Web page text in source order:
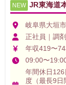
NEW JR東海道
岐阜県大垣市
正社員｜調
年収419〜
09:00〜
年間休日
度（最長9